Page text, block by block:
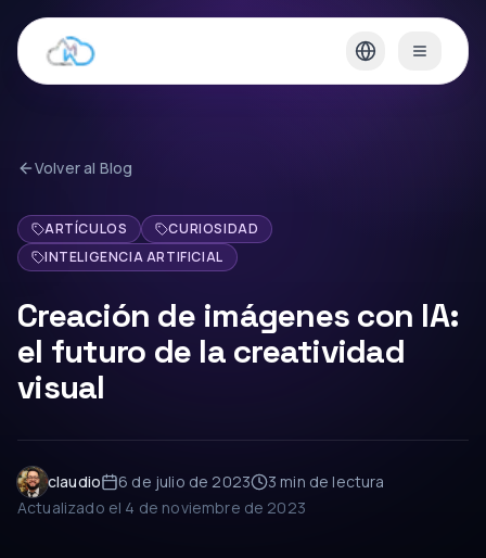
Volver al Blog
ARTÍCULOS
CURIOSIDAD
INTELIGENCIA ARTIFICIAL
Creación de imágenes con IA:
el futuro de la creatividad
visual
claudio 6 de julio de 2023 3 min de lectura
Actualizado el 4 de noviembre de 2023